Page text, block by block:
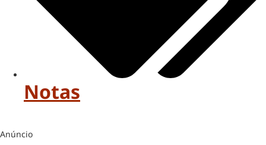
Notas
Anúncio